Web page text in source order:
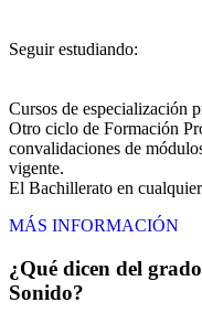
Seguir estudiando:
Cursos de especialización
Otro ciclo de Formación
convalidaciones de
vigente.
El Bachillerato en
MÁS INFORMACIÓN
¿Qué dicen del
Sonido?